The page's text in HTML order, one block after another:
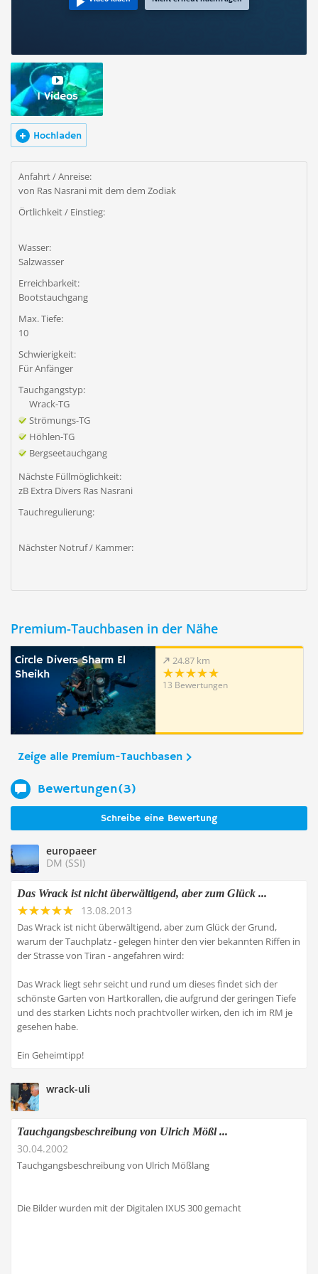
1 Videos
Hochladen
Anfahrt / Anreise:
von Ras Nasrani mit dem dem Zodiak
Örtlichkeit / Einstieg:
Wasser:
Salzwasser
Erreichbarkeit:
Bootstauchgang
Max. Tiefe:
10
Schwierigkeit:
Für Anfänger
Tauchgangstyp:
Wrack-TG
Strömungs-TG
Höhlen-TG
Bergseetauchgang
Nächste Füllmöglichkeit:
zB Extra Divers Ras Nasrani
Tauchregulierung:
Nächster Notruf / Kammer:
Premium-Tauchbasen in der Nähe
Circle Divers Sharm El
Sheikh
24.87 km
13 Bewertungen
Zeige alle Premium-Tauchbasen
Bewertungen(3)
Schreibe eine Bewertung
europaeer
DM (SSI)
Das Wrack ist nicht überwältigend, aber zum Glück ...
13.08.2013
Das Wrack ist nicht überwältigend, aber zum Glück der Grund,
warum der Tauchplatz - gelegen hinter den vier bekannten Riffen in
der Strasse von Tiran - angefahren wird:
Das Wrack liegt sehr seicht und rund um dieses findet sich der
schönste Garten von Hartkorallen, die aufgrund der geringen Tiefe
und des starken Lichts noch prachtvoller wirken, den ich im RM je
gesehen habe.
Ein Geheimtipp!
wrack-uli
Tauchgangsbeschreibung von Ulrich Mößl ...
30.04.2002
Tauchgangsbeschreibung von Ulrich Mößlang
Die Bilder wurden mit der Digitalen IXUS 300 gemacht